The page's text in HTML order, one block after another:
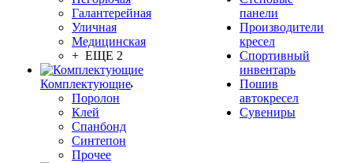
Галантерейная
Уличная
Медицинская
+ ЕЩЕ 2
Комплектующие
Поролон
Клей
Спанбонд
Синтепон
Прочее
панели
Производители
кресел
Спортивный
инвентарь
Пошив
автокресел
Сувениры